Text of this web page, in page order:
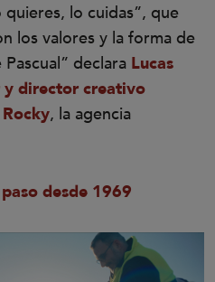
lo cuidas”, que
los valores y la forma de
declara Lucas
y director creativo
, la agencia
desde 1969